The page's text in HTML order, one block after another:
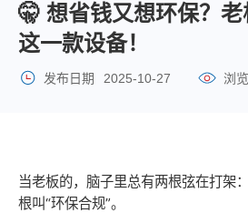
🤫 想省钱又想环保？
这一款设备！
发布日期 2025-10-27 浏
当老板的，脑子里总有两根弦在打架
根叫“环保合规”。